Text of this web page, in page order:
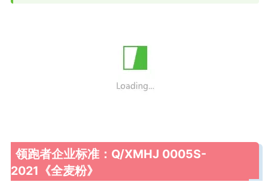
领跑者企业标准：Q/XMHJ 0005S-
2021《全麦粉》